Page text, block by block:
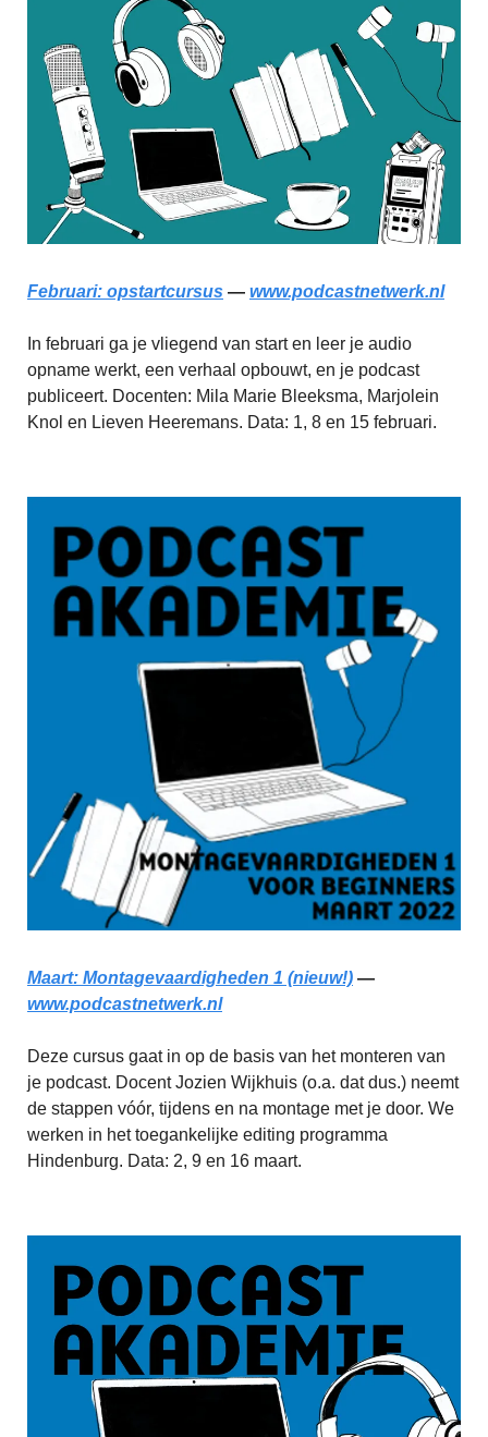
Februari: opstartcursus — www.podcastnetwerk.nl
In februari ga je vliegend van start en leer je audio
opname werkt, een verhaal opbouwt, en je podcast
publiceert. Docenten: Mila Marie Bleeksma, Marjolein
Knol en Lieven Heeremans. Data: 1, 8 en 15 februari.
Maart: Montagevaardigheden 1 (nieuw!) —
www.podcastnetwerk.nl
Deze cursus gaat in op de basis van het monteren van
je podcast. Docent Jozien Wijkhuis (o.a. dat dus.) neemt
de stappen vóór, tijdens en na montage met je door. We
werken in het toegankelijke editing programma
Hindenburg. Data: 2, 9 en 16 maart.